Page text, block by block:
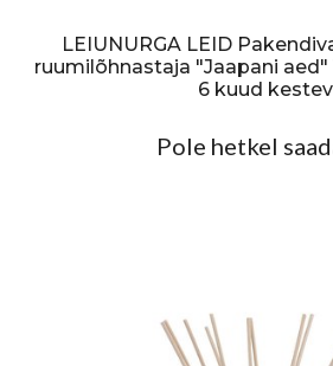
LEIUNURGA LEID
ruumilõhnastaja "Jaapani aed"
6 kuud kestev
Pole hetkel